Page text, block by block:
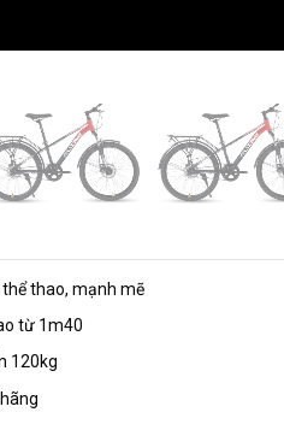
thao, mạnh mẽ
từ 1m40